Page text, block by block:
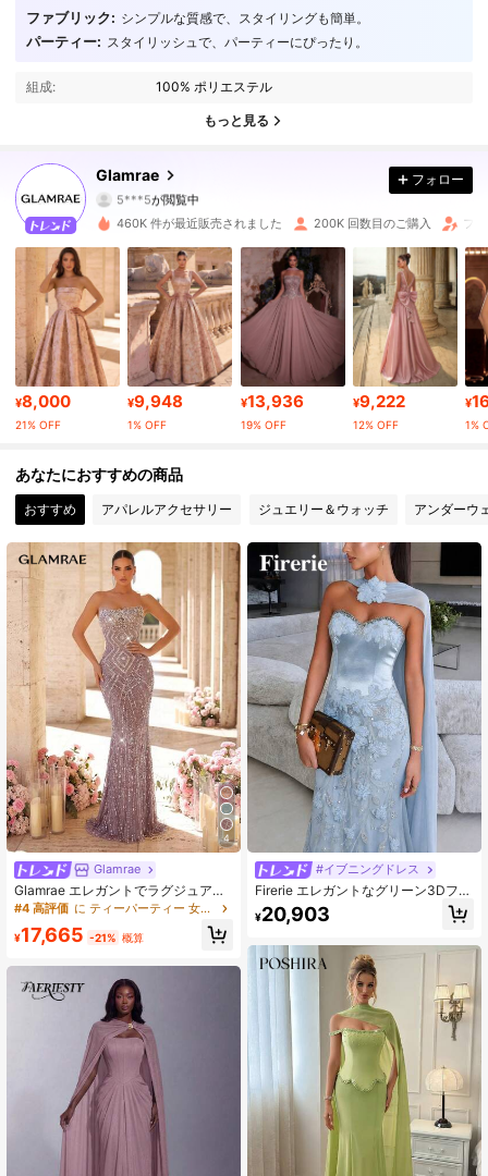
ファブリック: シンプルな質感で、スタイリングも簡単。
パーティー: スタイリッシュで、パーティーにぴったり。
組成: 100% ポリエステル
もっと見る
Glamrae
669K フォロワー
5***5が閲覧中
4.85
4.85 669K フォロワー
4.85 669K フォロワー
4.85 669K フォロワー
4.85 669K フォロワー
4.85 669K フォロワー
4.85 669K フォロワー
4.85 669K フォロワー
フォロー
460K 件が最近販売されました 200K 回数目のご購入 フ
¥8,000
21% OFF
¥9,948
1% OFF
¥13,936
19% OFF
¥9,222
12% OFF
¥
1%
あなたにおすすめの商品
おすすめ アパレルアクセサリー ジュエリー＆ウォッチ アンダーウ
4
Glamrae
Glamrae エレガントでラグジュアリ
ーなスパンコールビーズ刺繍メッシ
マーメイドドレス、結婚式、パーテ
な機会に適しています(豪華にデコレ
ーション)
#4 高評価 に ティーパーティー 女性用パーティーウェア
¥17,665 -21% 概算
#イブニングドレス
Firerie エレガントなグリーン3Dフロ
ーラルビーズ装飾エラスティックニ
ットマーメイドスカート、ストラッ
ー、バケーション、ガラ、イブニン
グドレス(豪華な装飾)パーティー
¥20,903